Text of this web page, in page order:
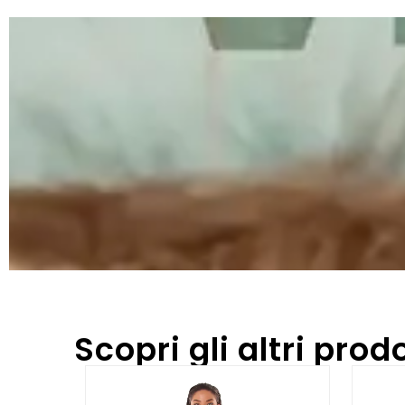
Scopri gli altri